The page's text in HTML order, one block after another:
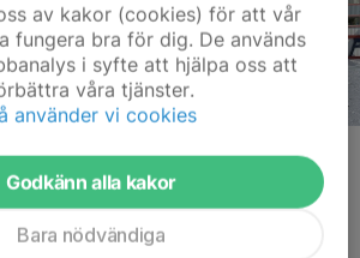
av kakor (cookies) för att vår
fungera bra för dig. De används
i syfte att hjälpa oss att
våra tjänster.
använder vi cookies
Godkänn alla kakor
Bara nödvändiga